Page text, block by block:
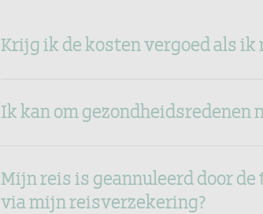
Krijg ik de kosten vergoed als
Ik kan om gezondheidsredenen
Mijn reis is geannuleerd door
via mijn reisverzekering?